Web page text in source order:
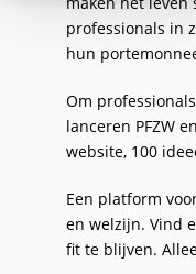
professionals in
hun
Om
lanceren PFZW
website, 100
Een platform
en welzijn. Vind
fit te blijven.